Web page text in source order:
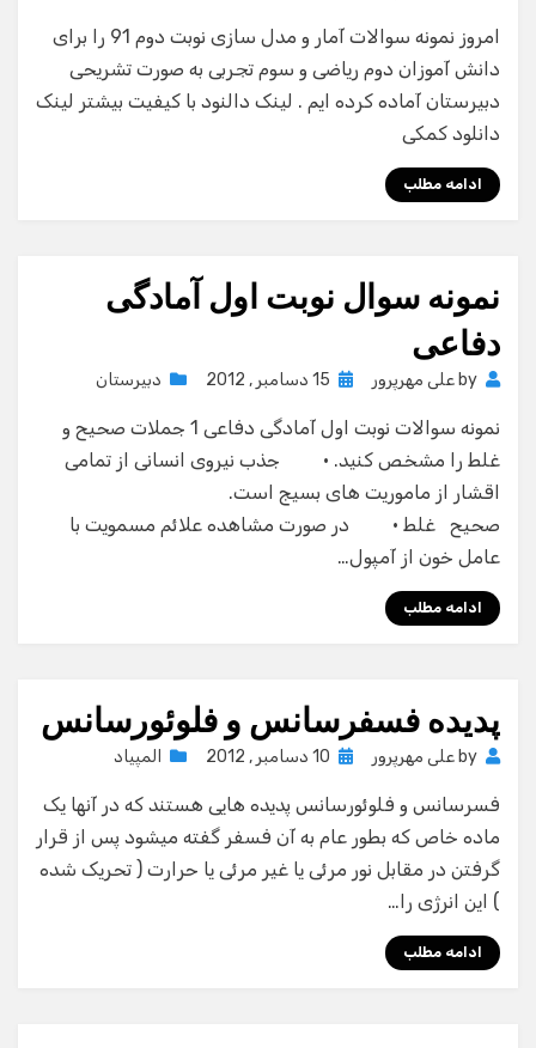
امروز نمونه سوالات آمار و مدل سازی نوبت دوم 91 را برای
دانش آموزان دوم ریاضی و سوم تجربی به صورت تشریحی
دبیرستان آماده کرده ایم . لینک دالنود با کیفیت بیشتر لینک
دانلود کمکی
ادامه مطلب
نمونه سوال نوبت اول آمادگی
دفاعی
by علی مهرپرور
Posted
15 دسامبر , 2012 دبیرستان
نمونه سوالات نوبت اول آمادگی دفاعی 1 جملات صحیح و
غلط را مشخص کنید. · جذب نیروی انسانی از تمامی
اقشار از ماموریت های بسیج است.
صحیح  غلط · در صورت مشاهده علائم مسمویت با
عامل خون از آمپول…
ادامه مطلب
پدیده فسفرسانس و فلوئورسانس
by علی مهرپرور
Posted
10 دسامبر , 2012 المپیاد
فسرسانس و فلوئورسانس پدیده هایی هستند که در آنها یک
ماده خاص که بطور عام به آن فسفر گفته میشود پس از قرار
گرفتن در مقابل نور مرئی یا غیر مرئی یا حرارت ( تحریک شده
) این انرژی را…
ادامه مطلب